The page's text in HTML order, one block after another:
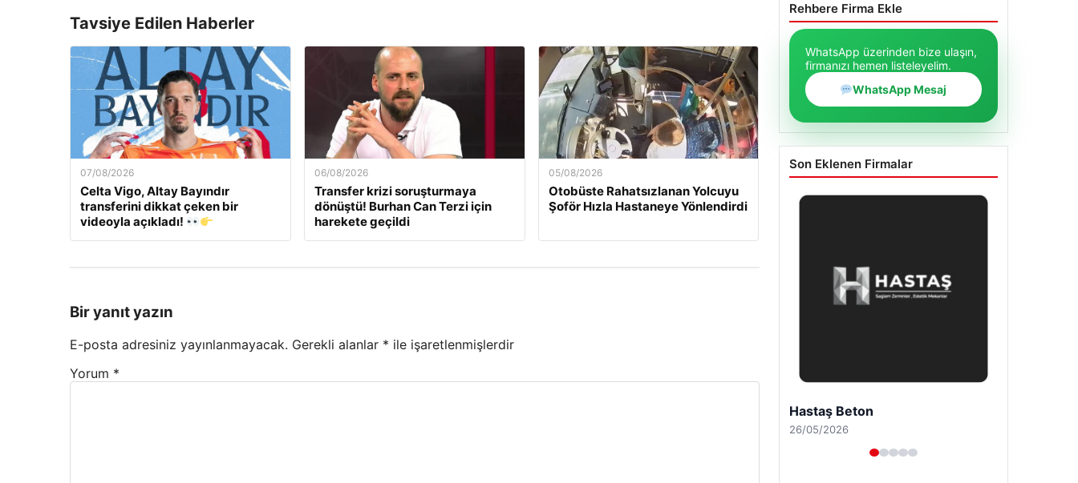
Tavsiye Edilen Haberler
07/08/2026
Celta Vigo, Altay Bayındır
transferini dikkat çeken bir
videoyla açıkladı!
06/08/2026
Transfer krizi soruşturmaya
dönüştü! Burhan Can Terzi için
harekete geçildi
05/08/2026
Otobüste Rahatsızlanan Yolcuyu
Şoför Hızla Hastaneye Yönlendirdi
Bir yanıt yazın
E-posta adresiniz yayınlanmayacak. Gerekli alanlar * ile işaretlenmişlerdir
Yorum *
Rehbere Firma Ekle
WhatsApp üzerinden bize ulaşın,
firmanızı hemen listeleyelim.
WhatsApp Mesaj
Son Eklenen Firmalar
Enes Kaplan Avukatlık Bürosu
28/04/2026